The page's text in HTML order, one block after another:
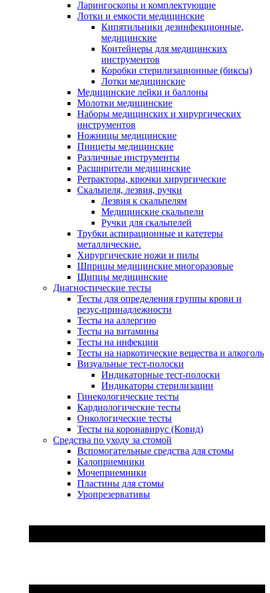
Ларингоскопы и комплектующие
Лотки и емкости медицинские
Кипятильники дезинфекционные,
медицинские
Контейнеры для медицинских
инструментов
Коробки стерилизационные (биксы)
Лотки медицинские
Медицинские лейки и баллоны
Молотки медицинские
Наборы медицинских и хирургических
инструментов
Ножницы медицинские
Пинцеты медицинские
Различные инструменты
Расширители медицинские
Ретракторы, крючки хирургические
Скальпеля, лезвия, ручки
Лезвия к скальпелям
Медицинские скальпели
Ручки для скальпелей
Трубки аспирационные и катетеры
металлические.
Хирургические ножи и пилы
Шприцы медицинские многоразовые
Щипцы медицинские
Диагностические тесты
Тесты для определения группы крови и
резус-принадлежности
Тесты на аллергию
Тесты на витамины
Тесты на инфекции
Тесты на наркотические вещества и алкоголь
Визуальные тест-полоски
Индикаторные тест-полоски
Индикаторы стерилизации
Гинекологические тесты
Кардиологические тесты
Онкологические тесты
Тесты на коронавирус (Ковид)
Средства по уходу за стомой
Вспомогательные средства для стомы
Калоприемники
Мочеприемники
Пластины для стомы
Уропрезервативы